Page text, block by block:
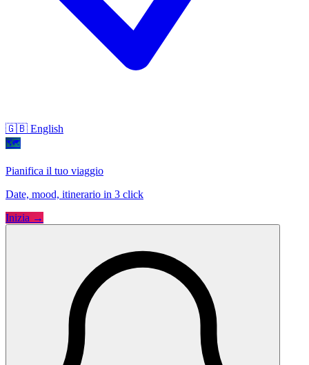
🇬🇧 English
🗺
Pianifica il tuo viaggio
Date, mood, itinerario in 3 click
Inizia →